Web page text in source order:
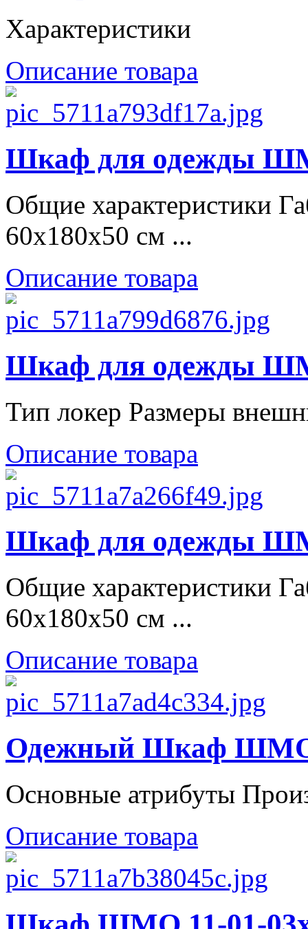
Характеристики
Описание товара
Шкаф для одежды
Общие характеристики
60х180х50 см ...
Описание товара
Шкаф для одежды
Тип локер Размеры
Описание товара
Шкаф для одежды
Общие характеристики
60х180х50 см ...
Описание товара
Одежный Шкаф ШМО
Основные атрибуты
Описание товара